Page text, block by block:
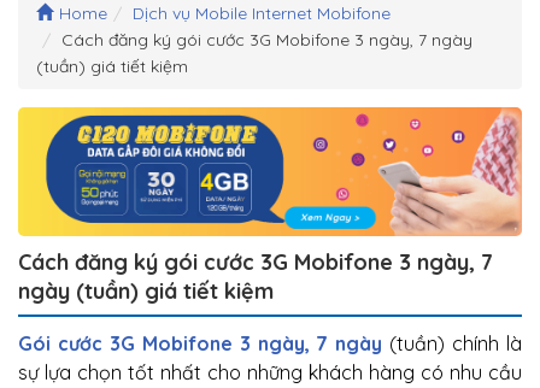
Home
Dịch vụ Mobile Internet Mobifone
Cách đăng ký gói cước 3G Mobifone 3 ngày, 7 ngày
(tuần) giá tiết kiệm
Cách đăng ký gói cước 3G Mobifone 3 ngày, 7
ngày (tuần) giá tiết kiệm
Gói cước 3G Mobifone 3 ngày, 7 ngày (tuần) chính là
sự lựa chọn tốt nhất cho những khách hàng có nhu cầu